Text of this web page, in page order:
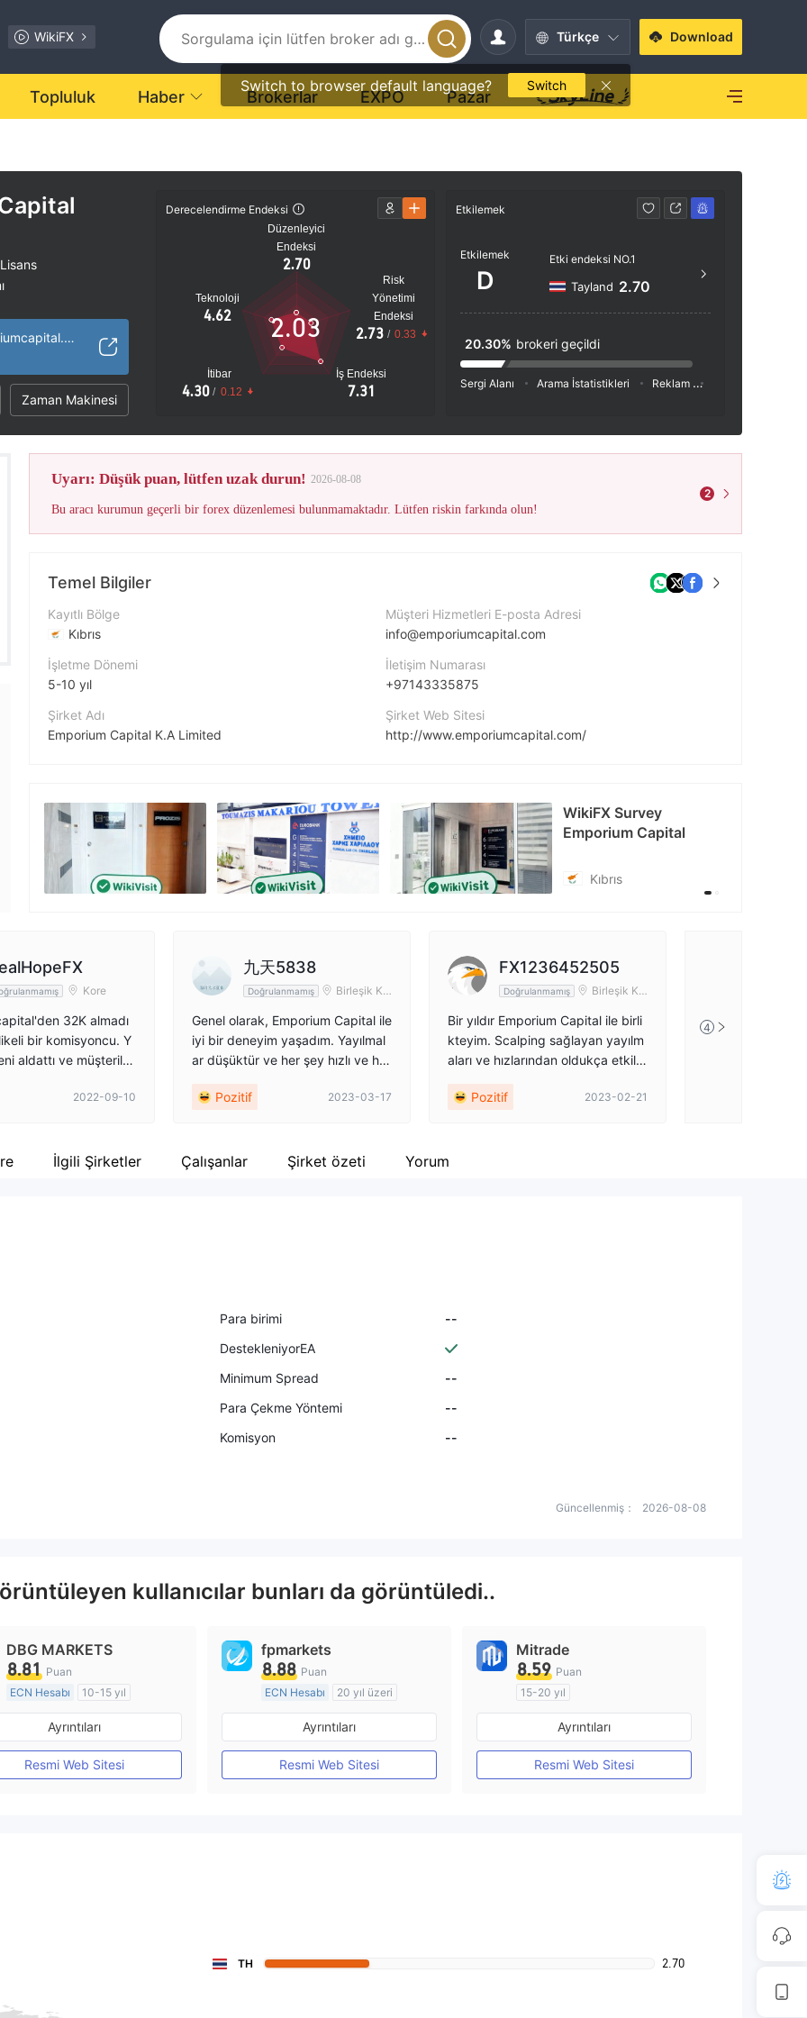
WikiFX Türkçe
Switch to browser default language? Switch
Download
Topluluk Haber Brokerlar EXPO Pazar
http://www.emporiumcapital.com/
Zaman Makinesi
Derecelendirme Endeksi
Düzenleyici
Endeksi
2.70
Teknoloji
4.62
İtibar
4.30 / 0.12
İş Endeksi
7.31
Risk
Yönetimi
Endeksi
2.73 / 0.33
2.03
Etkilemek
Etkilemek
D
Etki endeksi NO.1
Tayland 2.70
20.30% brokeri geçildi
Sergi Alanı Arama İstatistikleri Reklam
Uyarı: Düşük puan, lütfen uzak durun! 2026-08-08
Bu aracı kurumun geçerli bir forex düzenlemesi bulunmamaktadır. Lütfen riskin farkında olun!
2
Temel Bilgiler
Kayıtlı Bölge
Kıbrıs
İşletme Dönemi
5-10 yıl
Şirket Adı
Emporium Capital K.A Limited
Şirket çalışanı
Müşteri Hizmetleri E-posta Adresi
info@emporiumcapital.com
İletişim Numarası
+97143335875
Şirket Web Sitesi
http://www.emporiumcapital.com/
https://twitter.com/k_emporium
WikiFX Survey
Emporium Capital
Kıbrıs
Kore
32K almadı
bir komisyoncu. Y
aldattı ve müşteriler
için. ve müşteri hes
2022-09-10
九天5838
Doğrulanmamış
Birleşik Kr
Genel olarak, Emporium Capital ile
iyi bir deneyim yaşadım. Yayılmal
ar düşüktür ve her şey hızlı ve her
lışır. Mükemmel özelliklere, harika
latform. Bu, güvenilir, mantıklı tica
Pozitif 2023-03-17
FX1236452505
Doğrulanmamış
Birleşik Kr
Bir yıldır Emporium Capital ile birli
kteyim. Scalping sağlayan yayılm
aları ve hızlarından oldukça etkile
Şimdiye kadar, piyasadaki en iyi
Pozitif 2023-02-21
4
İlgili Şirketler Çalışanlar Şirket özeti Yorum
Para birimi
--
DestekleniyorEA
Minimum Spread
--
Para Çekme Yöntemi
--
Komisyon
--
Güncellenmiş： 2026-08-08
kullanıcılar bunları da görüntüledi..
DBG MARKETS
8.81 Puan
ECN Hesabı
10-15 yıl
Düzenleyici Ülke/Bölge: Avustralya
Pazar Yapıcılık (MM)
MT4 Tam Lisans
Ayrıntıları
Resmi Web Sitesi
fpmarkets
8.88 Puan
ECN Hesabı
20 yıl üzeri
Düzenleyici Ülke/Bölge: Avustralya
Pazar Yapıcılık (MM)
MT4 Tam Lisans
Ayrıntıları
Resmi Web Sitesi
Mitrade
8.59 Puan
15-20 yıl
Düzenleyici Ülke/Bölge: Avustralya
Pazar Yapıcılık (MM)
Kendi kendini geliştirmiş
Ayrıntıları
Resmi Web Sitesi
TH 2.70